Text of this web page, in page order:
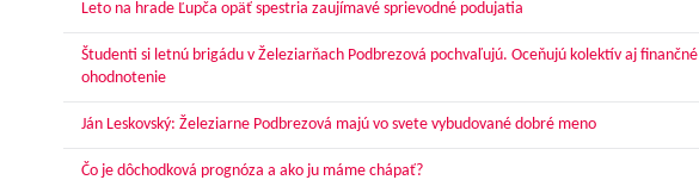
Leto na hrade Ľupča opäť spestria zaujímavé sprievodné podujatia
Študenti si letnú brigádu v Železiarňach Podbrezová pochvaľujú. Oceňujú kolektív aj finančné
ohodnotenie
Ján Leskovský: Železiarne Podbrezová majú vo svete vybudované dobré meno
Čo je dôchodková prognóza a ako ju máme chápať?